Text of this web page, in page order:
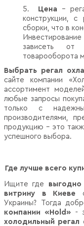
5.
Цена –
конструкции, с
сборки, что в
зависеть от
товарооборота
Выбрать регал
сайте компании
ассортимент
любые запросы
только с
производителями,
продукцию – это
успешного выбора.
Где лучше всего
Ищите где выгодно
витрину в Киеве
Украины? Тогда
компании «Hold» -
холодильный регал